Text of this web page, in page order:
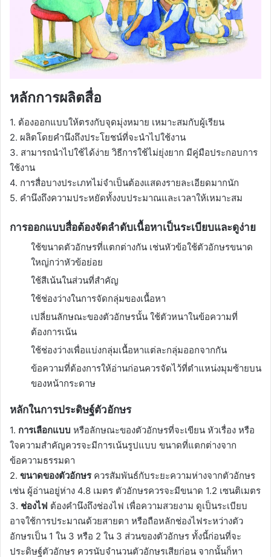
หลักการผลิตสื่อ
1. ต้องออกแบบให้ตรงกับจุดมุ่งหมาย เหมาะสมกับผู้เรียน
2. ผลิตโดยคำนึงถึงประโยชน์ที่จะนำไปใช้งาน
3. สามารถนำไปใช้ได้ง่าย วิธีการใช้ไม่ยุ่งยาก มีคู่มือประกอบการ
ใช้งาน
4. การสื่อบางประเภทไม่จำเป็นต้องแสดงรายละเอียดมากนัก
5. คำนึงถึงความประหยัดทั้งงบประมาณและเวลาให้เหมาะสม
การออกแบบสื่อต้องจัดลำดับเนื้อหาเป็นระเบียบและดูง่าย
ใช้ขนาดตัวอักษรที่แตกต่างกัน เช่นหัวข้อใช้ตัวอักษรขนาด
ใหญ่กว่าหัวข้อย่อย
ใช้สีเน้นในส่วนที่สำคัญ
ใช้ช่องว่างในการจัดกลุ่มของเนื้อหา
เปลี่ยนลักษณะของตัวอักษรนั้น ใช้ตัวหนาในข้อความที่
ต้องการเน้น
ใช้ช่องว่างเพื่อแบ่งกลุ่มเนื้อหาแต่ละกลุ่มออกจากกัน
ข้อความที่ต้องการให้อ่านก่อนควรจัดไว้ที่ตำแหน่งมุมซ้ายบน
ของหน้ากระดาษ
หลักในการประดิษฐ์ตัวอักษร
1. การเลือกแบบ หรือลักษณะของตัวอักษรที่จะเขียน หัวเรื่อง หรือ
ใจความสำคัญควรจะมีการเน้นรูปแบบ ขนาดที่แตกต่างจาก
ข้อความธรรมดา
2. ขนาดของตัวอักษรควรสัมพันธ์กับระยะความห่างจากตัวอักษร
เช่น ผู้อ่านอยู่ห่าง 4.8 เมตร ตัวอักษรควรจะมีขนาด 1.2 เซนติเมตร
3. ช่องไฟ ต้องคำนึงถึงช่องไฟ เพื่อความสวยงาม ดูเป็นระเบียบ
อาจใช้การประมาณด้วยสายตา หรือถือหลักช่องไฟระหว่างตัว
อักษรเป็น 1 ใน 3 หรือ 2 ใน 3 ส่วนของตัวอักษร ทั้งนี้ก่อนที่จะ
ประดิษฐ์ตัวอักษร ควรนับจำนวนตัวอักษรเสียก่อน จากนั้นก็หา